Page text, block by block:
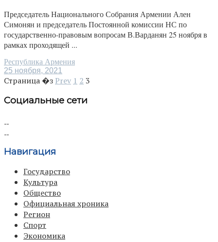
Председатель Национального Собрания Армении Ален
Симонян и председатель Постоянной комиссии НС по
государственно-правовым вопросам В.Варданян 25 ноября в
рамках проходящей ...
Республика Армения
25 ноября, 2021
Страница �з Prev 1 2 3
Социальные сети
Навигация
Государство
Культура
Общество
Официальная хроника
Регион
Спорт
Экономика